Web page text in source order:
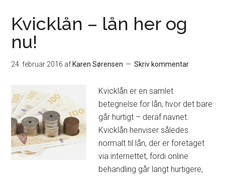
Kvicklån – lån her og
nu!
24. februar 2016 af Karen Sørensen Skriv kommentar
Kvicklån er en samlet
betegnelse for lån, hvor det bare
går hurtigt – deraf navnet.
Kvicklån henviser således
normalt til lån, der er foretaget
via internettet, fordi online
behandling går langt hurtigere,